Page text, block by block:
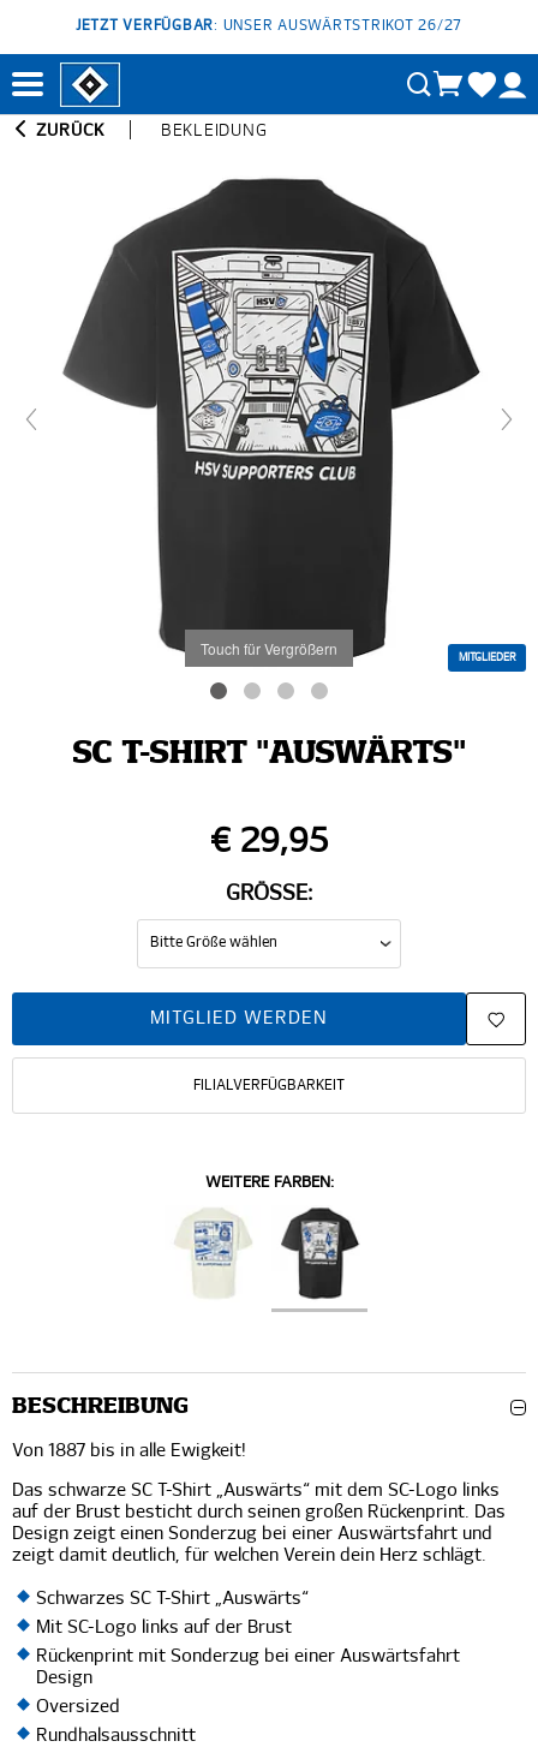
JETZT VERFÜGBAR: UNSER AUSWÄRTSTRIKOT 26/27
ZURÜCK BEKLEIDUNG
Touch für Vergrößern MITGLIEDER
SC T-SHIRT "AUSWÄRTS"
€ 29,95
GRÖSSE:
MITGLIED WERDEN
FILIALVERFÜGBARKEIT
WEITERE FARBEN:
BESCHREIBUNG
Von 1887 bis in alle Ewigkeit!
Das schwarze SC T-Shirt „Auswärts“ mit dem SC-Logo links
auf der Brust besticht durch seinen großen Rückenprint. Das
Design zeigt einen Sonderzug bei einer Auswärtsfahrt und
zeigt damit deutlich, für welchen Verein dein Herz schlägt.
Schwarzes SC T-Shirt „Auswärts“
Mit SC-Logo links auf der Brust
Rückenprint mit Sonderzug bei einer Auswärtsfahrt
Design
Oversized
Rundhalsausschnitt